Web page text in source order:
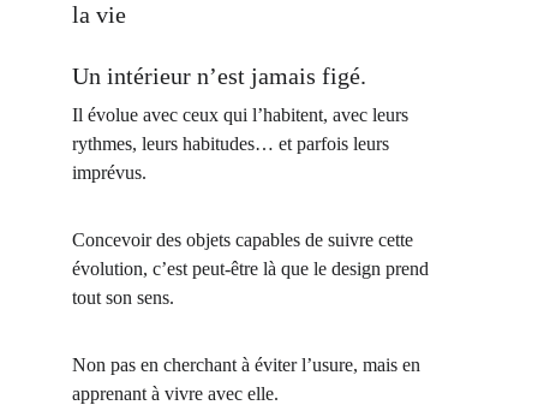
la vie
Un intérieur n’est jamais figé.
Il évolue avec ceux qui l’habitent, avec leurs
rythmes, leurs habitudes… et parfois leurs
imprévus.
Concevoir des objets capables de suivre cette
évolution, c’est peut-être là que le design prend
tout son sens.
Non pas en cherchant à éviter l’usure, mais en
apprenant à vivre avec elle.